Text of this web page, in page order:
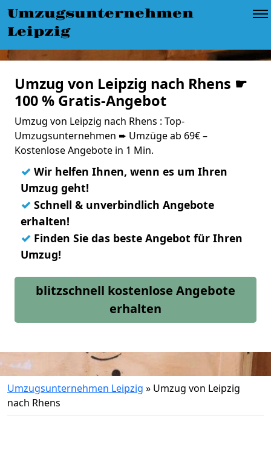
Umzugsunternehmen
Leipzig
Umzug von Leipzig nach Rhens ☛
100 % Gratis-Angebot
Umzug von Leipzig nach Rhens : Top-
Umzugsunternehmen ➨ Umzüge ab 69€ –
Kostenlose Angebote in 1 Min.
✓ Wir helfen Ihnen, wenn es um Ihren
Umzug geht!
✓ Schnell & unverbindlich Angebote
erhalten!
✓ Finden Sie das beste Angebot für Ihren
Umzug!
blitzschnell kostenlose Angebote
erhalten
Umzugsunternehmen Leipzig » Umzug von Leipzig
nach Rhens